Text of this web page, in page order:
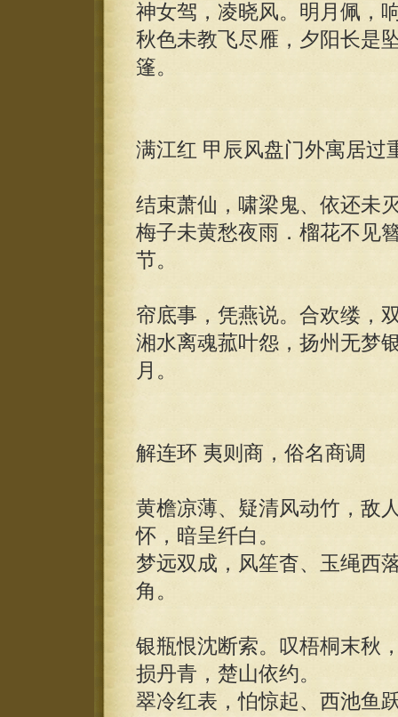
神女驾，凌晓风。明月佩，
秋色未教飞尽雁，夕阳长是
篷。
满江红 甲辰风盘门外寓居过
结束萧仙，啸梁鬼、依还未
梅子未黄愁夜雨．榴花不见
节。
帘底事，凭燕说。合欢缕，
湘水离魂菰叶怨，扬州无梦
月。
解连环 夷则商，俗名商调
黄檐凉薄、疑清风动竹，敌
怀，暗呈纤白。
梦远双成，风笙杳、玉绳西
角。
银瓶恨沈断索。叹梧桐末秋
损丹青，楚山依约。
翠冷红表，怕惊起、西池鱼